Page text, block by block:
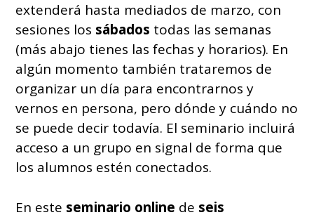
extenderá hasta mediados de marzo, con
sesiones los sábados todas las semanas
(más abajo tienes las fechas y horarios). En
algún momento también trataremos de
organizar un día para encontrarnos y
vernos en persona, pero dónde y cuándo no
se puede decir todavía. El seminario incluirá
acceso a un grupo en signal de forma que
los alumnos estén conectados.
En este seminario online de seis